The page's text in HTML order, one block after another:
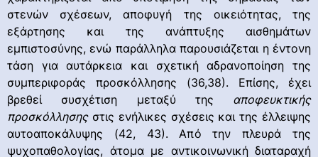
στενών σχέσεων, αποφυγή της οικειότητας, της
εξάρτησης και της ανάπτυξης αισθημάτων
εμπιστοσύνης, ενώ παράλληλα παρουσιάζεται η έντονη
τάση για αυτάρκεια και σχετική αδρανοποίηση της
συμπεριφοράς προσκόλλησης (36,38). Επίσης, έχει
βρεθεί συσχέτιση μεταξύ της αποφευκτικής
προσκόλλησηςστις ενήλικες σχέσεις και της έλλειψης
αυτοαποκάλυψης (42, 43). Από την πλευρά της
ψυχοπαθολογίας, άτομα με αντικοινωνική διαταραχή